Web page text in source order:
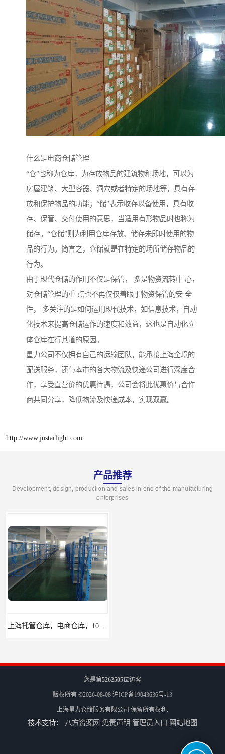
什么是电商仓储管理
“仓”也称为仓库，为存放物品的建筑物和场地，可以为
房屋建筑、大型容器、洞穴或者特定的场地等，具有存
放和保护物品的功能；“储”表示收存以备使用，具有收
存、保管、交付使用的意思，当适用有形物品时也称为
储存。“仓储”则为利用仓库存放、储存未即时使用的物
品的行为。简言之，仓储就是在特定的场所储存物品的
行为。
由于现代仓储的作用不仅是保管， 多是物资流转中 心，
对仓储管理的重 点也不再仅仅着眼于物资保管的安 全
性， 多关注的是如何运用现代技术，如信息技术，自动
化技术来提高仓储运作的速度和效益，这也是自动化立
体仓库在行其道的原因。
星力公司不仅拥有自己的运输团队，能承接上海全境的
配送服务，还与本市的各大物流及快递公司进行深度合
作，享受直营价的优惠待遇，公司会将此优惠价与合作
商共同分享，降低物流及快递成本，实现双赢。
http://www.justarlight.com
产品推荐
Development, design, production and sales in one of the manufacturing
enterprises
宝山区小面积托管仓库，电商仓库
您是第5262505位访客
版权所有 ©2026-08-08 沪ICP备19043636号-13
上海星力仓储服务有限公司 保留所有权利.
技术支持： 八方资源网 免责声明 管理员入口 网站地图